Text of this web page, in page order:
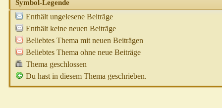
Symbol-Legende
Enthält ungelesene Beiträge
Enthält keine neuen Beiträge
Beliebtes Thema mit neuen Beiträgen
Beliebtes Thema ohne neue Beiträge
Thema geschlossen
Du hast in diesem Thema geschrieben.